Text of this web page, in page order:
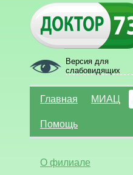
Версия для
слабовидящих
Главная МИАЦ
Помощь
О филиале